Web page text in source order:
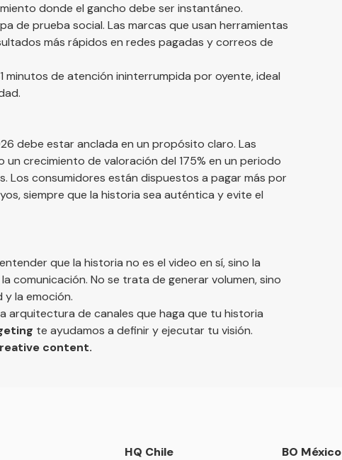
donde el gancho debe ser instantáneo.
de prueba social. Las marcas que usan herramientas
más rápidos en redes pagadas y correos de
minutos de atención ininterrumpida por oyente, ideal
debe estar anclada en un propósito claro. Las
crecimiento de valoración del 175% en un periodo
Los consumidores están dispuestos a pagar más por
siempre que la historia sea auténtica y evite el
que la historia no es el video en sí, sino la
comunicación. No se trata de generar volumen, sino
la emoción.
arquitectura de canales que haga que tu historia
te ayudamos a definir y ejecutar tu visión.
content.
HQ Chile BO México